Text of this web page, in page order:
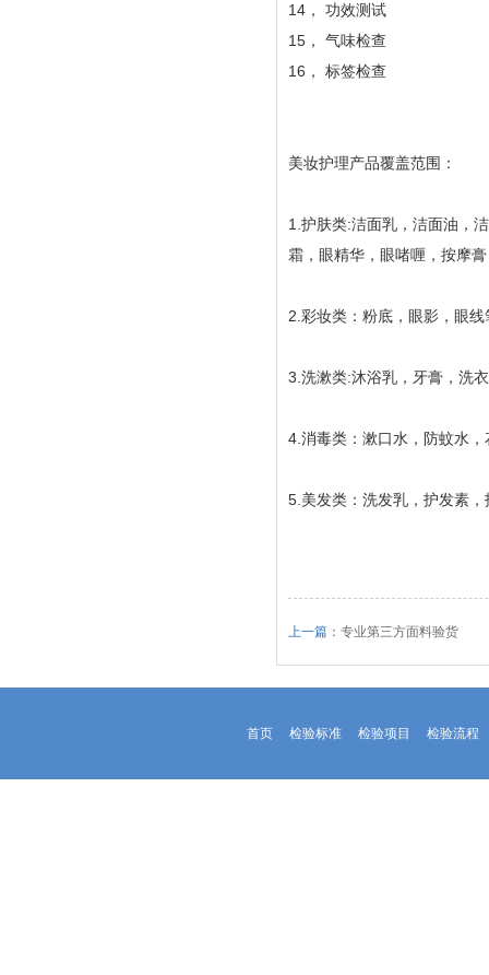
14， 功效测试
15， 气味检查
16， 标签检查
美妆护理产品覆盖范围：
1.护肤类:洁面乳，洁面油，
霜，眼精华，眼啫喱，按摩
2.彩妆类：粉底，眼影，眼
3.洗漱类:沐浴乳，牙膏，洗
4.消毒类：漱口水，防蚊水
5.美发类：洗发乳，护发素
上一篇： 专业第三方面料验货
首页 检验标准 检验项目 检验流程